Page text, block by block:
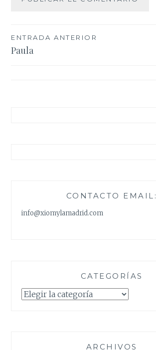
Navegación
de
ENTRADA ANTERIOR
Paula
CONTACTO EMAIL:
info@xiomylamadrid.com
CATEGORÍAS
Categorías
ARCHIVOS